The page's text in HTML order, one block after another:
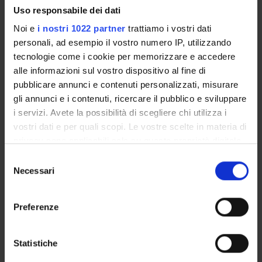
Uso responsabile dei dati
Noi e i nostri 1022 partner trattiamo i vostri dati
personali, ad esempio il vostro numero IP, utilizzando
tecnologie come i cookie per memorizzare e accedere
alle informazioni sul vostro dispositivo al fine di
pubblicare annunci e contenuti personalizzati, misurare
gli annunci e i contenuti, ricercare il pubblico e sviluppare
i servizi. Avete la possibilità di scegliere chi utilizza i
vostri dati e per quali scopi. Le vostre scelte in materia di
modificare o revocare il proprio consenso in qualsiasi
momento dalla Dichiarazione sui cookie o facendo clic
raccogliere informazioni sulla tua posizione
geografica, con un'approssimazione di qualche
delNecessari
Preferenze
Statistiche
Professore di altro ateneo
Caterina Fratea
Professore associato
Isolde Quadranti
Tecnico-Amministrativo
Davide Diverio